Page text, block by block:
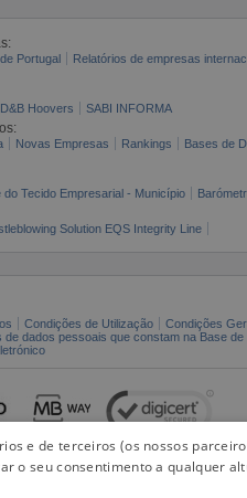
Portugal Relatórios de empresas
D&B Hoovers SABI INFORMA
Novas Empresas Rankings Bases de
do Tecido Empresarial - Município
Solution EQS Integrity Line
Condições de Utilização Condições
de dados pessoais que constam na Base
e de terceiros (os nossos
o seu consentimento a qualquer